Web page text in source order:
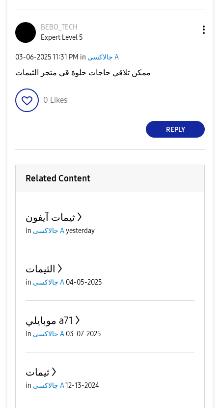
BEBO_TECH
Expert Level 5
‎03-06-202511:31 PM in جالاكسى A
ممكن تلاقي حاجات حلوة قي متجر الثيمات
0 Likes
REPLY
Related Content
ثيمات آيفون
in جالاكسى Ayesterday
الثيمات
in جالاكسى A 04-05-2025
موبايلي a71
in جالاكسى A 03-07-2025
ثيمات
in جالاكسى A12-13-2024